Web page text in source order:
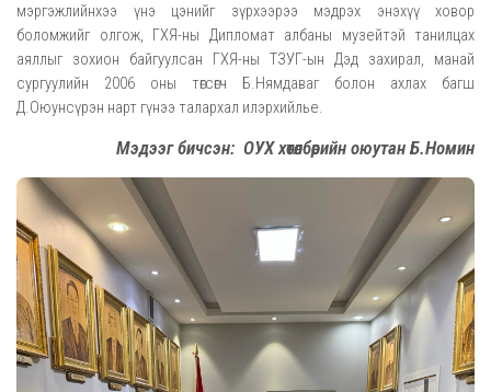
мэргэжлийнхээ үнэ цэнийг зүрхээрээ мэдрэх энэхүү ховор
боломжийг олгож, ГХЯ-ны Дипломат албаны музейтэй танилцах
аяллыг зохион байгуулсан ГХЯ-ны ТЗУГ-ын Дэд захирал, манай
сургуулийн 2006 оны төгсөгч Б.Нямдаваг болон ахлах багш
Д.Оюунсүрэн нарт гүнээ талархал илэрхийлье.
Мэдээг бичсэн: ОУХ хөтөлбөрийн оюутан Б.Номин